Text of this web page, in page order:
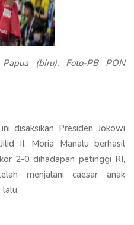
(biru). Foto-PB PON
disaksikan Presiden Jokowi
II. Moria Manalu berhasil
2-0 dihadapan petinggi RI,
menjalani caesar anak